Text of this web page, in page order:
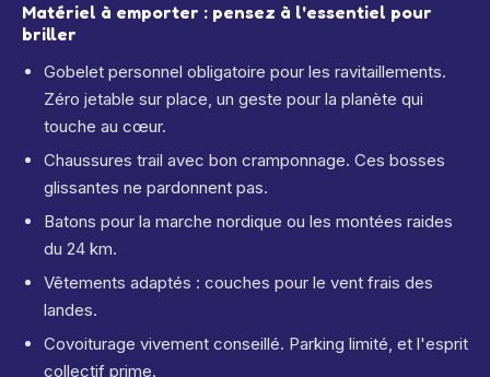
Matériel à emporter : pensez à l'essentiel pour
briller
Gobelet personnel obligatoire pour les ravitaillements.
Zéro jetable sur place, un geste pour la planète qui
touche au cœur.
Chaussures trail avec bon cramponnage. Ces bosses
glissantes ne pardonnent pas.
Batons pour la marche nordique ou les montées raides
du 24 km.
Vêtements adaptés : couches pour le vent frais des
landes.
Covoiturage vivement conseillé. Parking limité, et l'esprit
collectif prime.